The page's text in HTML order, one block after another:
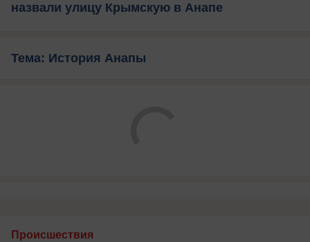
назвали улицу Крымскую в Анапе
Тема: История Анапы
Происшествия